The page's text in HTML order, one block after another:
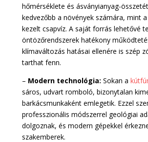
hőmérséklete és ásványianyag-
kedvezőbb a növények számára, mint
kezelt csapvíz. A saját forrás lehetővé
öntözőrendszerek hatékony
klímaváltozás hatásai ellenére is szép
tarthat fenn.
– Modern technológia: Sokan a
sáros, udvart romboló, bizonytalan
barkácsmunkaként emlegetik. Ezzel
professzionális módszerrel geológiai
dolgoznak, és modern gépekkel
szakemberek.